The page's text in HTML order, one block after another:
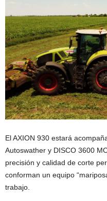
El AXION 930 estará
Autoswather y DISCO 3600
precisión y calidad de corte
conforman un equipo
trabajo.